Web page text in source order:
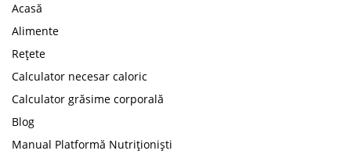
Acasă
Alimente
Rețete
Calculator necesar caloric
Calculator grăsime corporală
Blog
Manual Platformă Nutriționiști